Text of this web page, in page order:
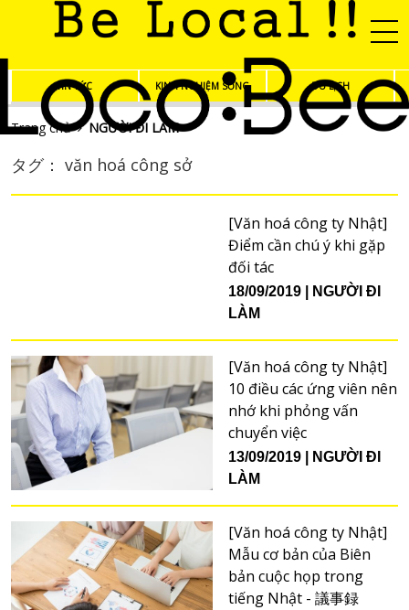
TIN TỨC KINH NGHIỆM SỐNG DU LỊCH
Trang chủ NGƯỜI ĐI LÀM
タグ： văn hoá công sở
[Văn hoá công ty Nhật]
Điểm cần chú ý khi gặp
đối tác
18/09/2019
NGƯỜI ĐI
LÀM
[Văn hoá công ty Nhật]
10 điều các ứng viên nên
nhớ khi phỏng vấn
chuyển việc
13/09/2019
NGƯỜI ĐI
LÀM
[Văn hoá công ty Nhật]
Mẫu cơ bản của Biên
bản cuộc họp trong
tiếng Nhật - 議事録